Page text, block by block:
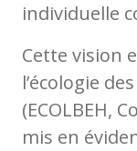
individuelle
Cette vision
l’écologie
(ECOLBEH,
mis en